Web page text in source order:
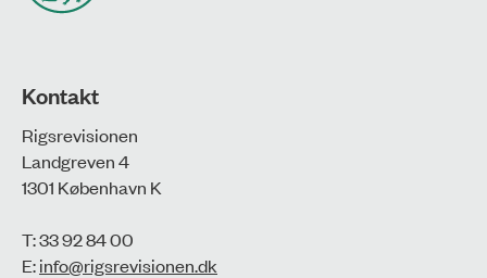
Kontakt
Rigsrevisionen
Landgreven 4
1301 København K
T: 33 92 84 00
E:info@rigsrevisionen.dk